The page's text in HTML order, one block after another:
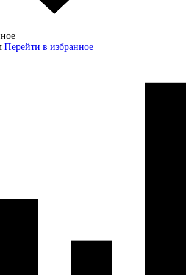
Перейти в избранное